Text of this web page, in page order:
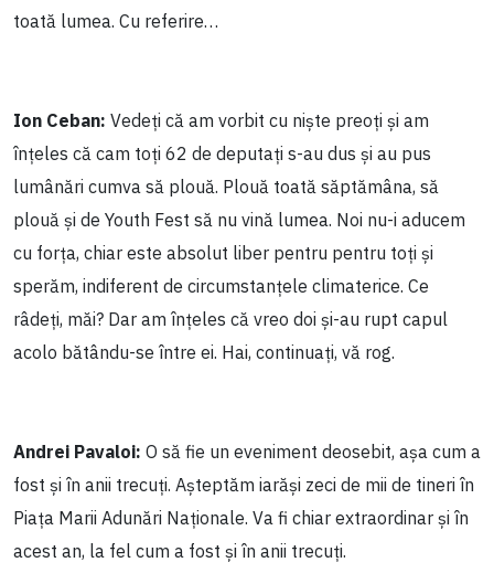
toată lumea. Cu referire…
Ion Ceban: Vedeți că am vorbit cu niște preoți și am
înțeles că cam toți 62 de deputați s-au dus și au pus
lumânări cumva să plouă. Plouă toată săptămâna, să
plouă și de Youth Fest să nu vină lumea. Noi nu-i aducem
cu forța, chiar este absolut liber pentru pentru toți și
sperăm, indiferent de circumstanțele climaterice. Ce
râdeți, măi? Dar am înțeles că vreo doi și-au rupt capul
acolo bătându-se între ei. Hai, continuați, vă rog.
Andrei Pavaloi: O să fie un eveniment deosebit, așa cum a
fost și în anii trecuți. Așteptăm iarăși zeci de mii de tineri în
Piața Marii Adunări Naționale. Va fi chiar extraordinar și în
acest an, la fel cum a fost și în anii trecuți.